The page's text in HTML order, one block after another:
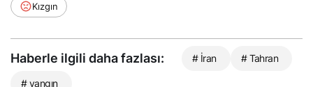
Kızgın
Haberle ilgili daha fazlası: # İran # Tahran
# yangın